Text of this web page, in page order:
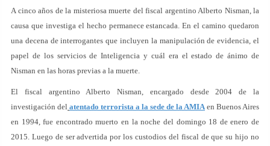
A cinco años de la misteriosa muerte del fiscal argentino Alberto Nisman, la
causa que investiga el hecho permanece estancada. En el camino quedaron
una decena de interrogantes que incluyen la manipulación de evidencia, el
papel de los servicios de Inteligencia y cuál era el estado de ánimo de
Nisman en las horas previas a la muerte.
El fiscal argentino Alberto Nisman, encargado desde 2004 de la
investigación del atentado terrorista a la sede de la AMIAen Buenos Aires
en 1994, fue encontrado muerto en la noche del domingo 18 de enero de
2015. Luego de ser advertida por los custodios del fiscal de que su hijo no